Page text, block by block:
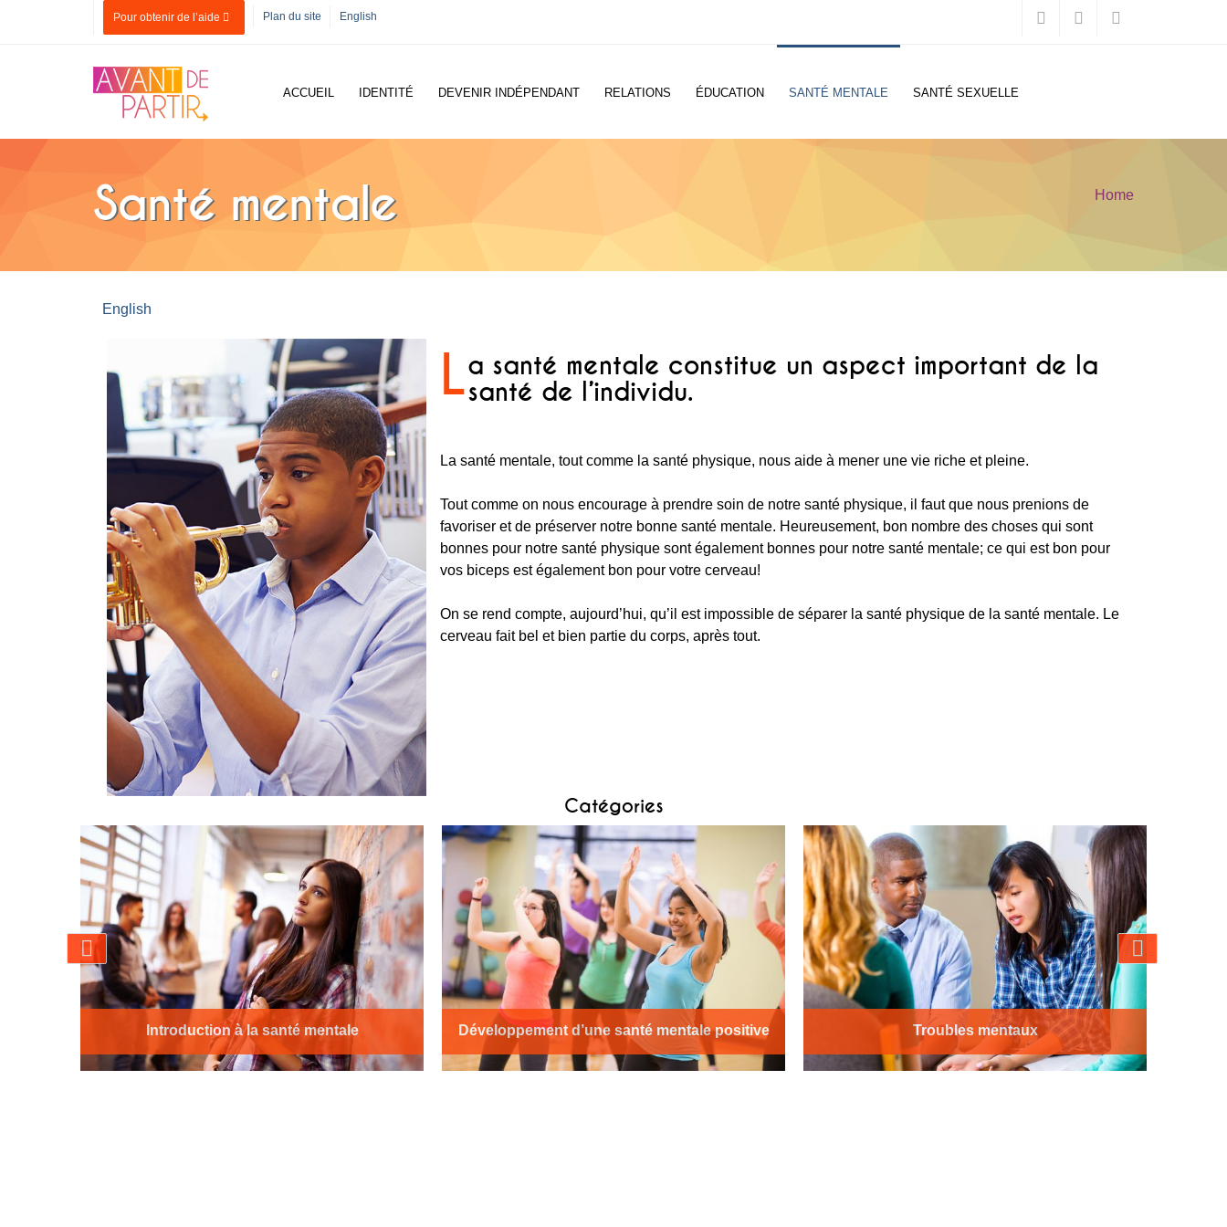
Skip to main contentPour obtenir de l’aide Plan du site English
ACCUEIL IDENTITÉ DEVENIR INDÉPENDANT RELATIONS ÉDUCATION SANTÉ MENTALE SANTÉ SEXUELLE
Santé mentale Home
English
La santé mentale constitue un aspect important de la
santé de l’individu.
La santé mentale, tout comme la santé physique, nous aide à mener une vie riche et pleine.
Tout comme on nous encourage à prendre soin de notre santé physique, il faut que nous prenions de
favoriser et de préserver notre bonne santé mentale. Heureusement, bon nombre des choses qui sont
bonnes pour notre santé physique sont également bonnes pour notre santé mentale; ce qui est bon pour
vos biceps est également bon pour votre cerveau!
On se rend compte, aujourd’hui, qu’il est impossible de séparer la santé physique de la santé mentale. Le
cerveau fait bel et bien partie du corps, après tout.
Catégories
Introduction à la santé mentale Développement d’une santé mentale positive Troubles mentaux